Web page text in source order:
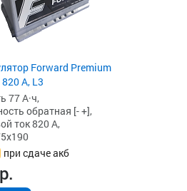
Forward Premium
А, L3
77 А·ч,
обратная [- +],
ток 820 А,
при сдаче акб
р.